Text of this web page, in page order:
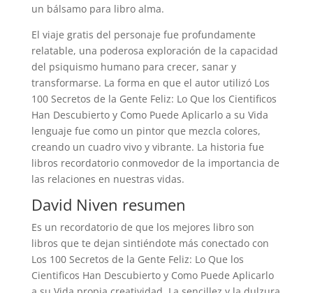
un bálsamo para libro alma.
El viaje gratis del personaje fue profundamente
relatable, una poderosa exploración de la capacidad
del psiquismo humano para crecer, sanar y
transformarse. La forma en que el autor utilizó Los
100 Secretos de la Gente Feliz: Lo Que los Cientificos
Han Descubierto y Como Puede Aplicarlo a su Vida
lenguaje fue como un pintor que mezcla colores,
creando un cuadro vivo y vibrante. La historia fue
libros recordatorio conmovedor de la importancia de
las relaciones en nuestras vidas.
David Niven resumen
Es un recordatorio de que los mejores libro son
libros que te dejan sintiéndote más conectado con
Los 100 Secretos de la Gente Feliz: Lo Que los
Cientificos Han Descubierto y Como Puede Aplicarlo